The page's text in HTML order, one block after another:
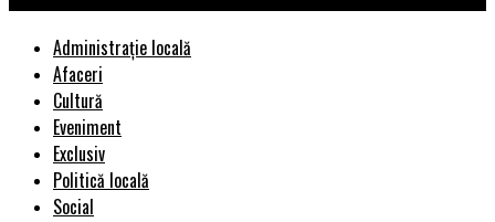
Administrație locală
Afaceri
Cultură
Eveniment
Exclusiv
Politică locală
Social